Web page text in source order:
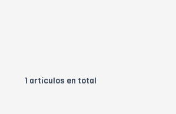
1 artículos en total